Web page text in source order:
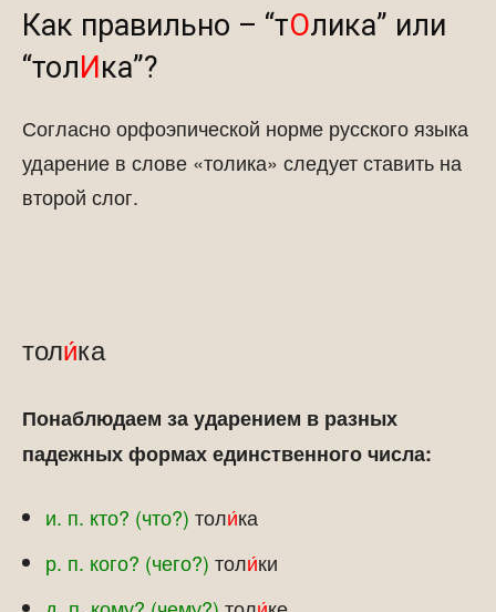
Как правильно – “тОлика” или
“толИка”?
Согласно орфоэпической норме русского языка
ударение в слове «толика» следует ставить на
второй слог.
толи́ка
Понаблюдаем за ударением в разных
падежных формах единственного числа:
и. п. кто? (что?) толи́ка
р. п. кого? (чего?) толи́ки